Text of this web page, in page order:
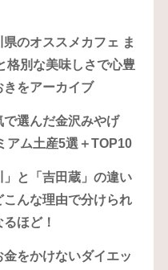
県のオススメカフェ ま
格別な美味しさで心豊
をアーカイブ
で選んだ金沢みやげ
アム土産5選＋TOP10
」と「吉田蔵」の違い
んな理由で分けられ
ほど！
金をかけないダイエッ